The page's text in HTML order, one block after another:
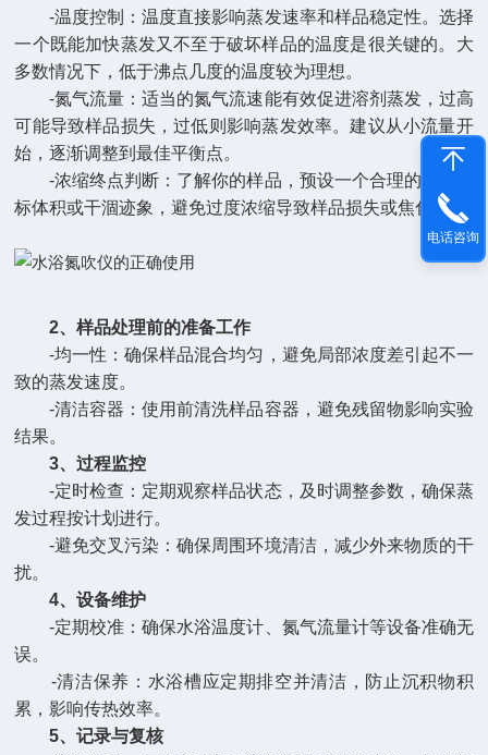
-温度控制：温度直接影响蒸发速率和样品稳定性。选择
一个既能加快蒸发又不至于破坏样品的温度是很关键的。大
多数情况下，低于沸点几度的温度较为理想。
-氮气流量：适当的氮气流速能有效促进溶剂蒸发，过高
可能导致样品损失，过低则影响蒸发效率。建议从小流量开
始，逐渐调整到最佳平衡点。
-浓缩终点判断：了解你的样品，预设一个合理的浓缩目
标体积或干涸迹象，避免过度浓缩导致样品损失或焦化。
2、样品处理前的准备工作
-均一性：确保样品混合均匀，避免局部浓度差引起不一
致的蒸发速度。
-清洁容器：使用前清洗样品容器，避免残留物影响实验
结果。
3、过程监控
-定时检查：定期观察样品状态，及时调整参数，确保蒸
发过程按计划进行。
-避免交叉污染：确保周围环境清洁，减少外来物质的干
扰。
4、设备维护
-定期校准：确保水浴温度计、氮气流量计等设备准确无
误。
-清洁保养：水浴槽应定期排空并清洁，防止沉积物积
累，影响传热效率。
5、记录与复核
电话咨询